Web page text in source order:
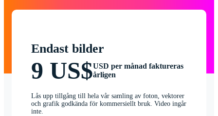
Endast bilder
9 US$USD per månad faktureras
årligen
Lås upp tillgång till hela vår samling av foton, vektorer
och grafik godkända för kommersiellt bruk. Video ingår
inte.